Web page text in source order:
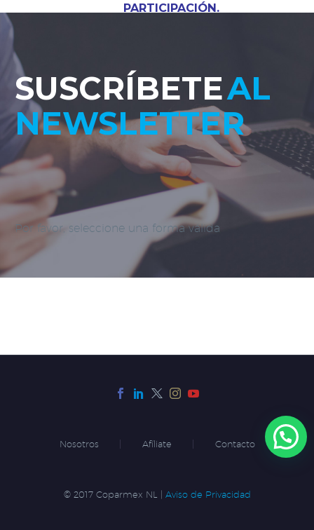
PARTICIPACIÓN.
SUSCRÍBETEAL
NEWSLETTER
Por favor, seleccione una forma válida
Nosotros Afíliate Contacto
© 2017 Coparmex NL | Aviso de Privacidad